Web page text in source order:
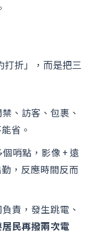
打折」，而是把三
、訪客、包裹、
省。
哨點，影像 + 遠
，反應時間反而
責，發生跳電、
民再撥兩次電